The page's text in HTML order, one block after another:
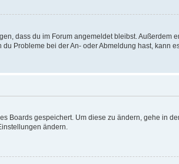
dass du im Forum angemeldet bleibst.
Probleme bei der An- oder Abmeldung hast, kann
gespeichert. Um diese zu ändern, gehe in
ändern.